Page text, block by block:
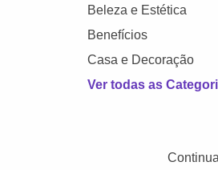
Beleza e Estética
Benefícios
Casa e Decoração
Ver todas as